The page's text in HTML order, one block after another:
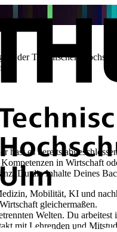
der Technischen
hast es bereits
in Wirtschaft
Du die Inhalte Deines
Mobilität, KI und
gleichermaßen.
Welten. Du
mit Lehrenden und